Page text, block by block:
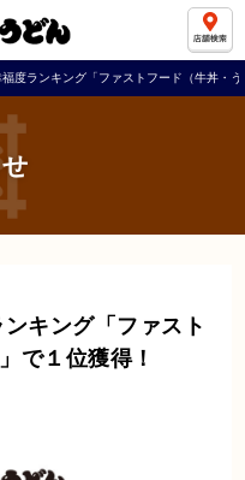
度ランキング「ファストフード（牛丼・
キング「ファスト
で１位獲得！